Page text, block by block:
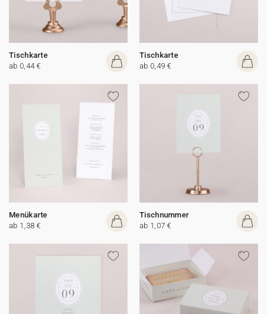
Tischkarte
ab 0,44 €
Tischkarte
ab 0,49 €
Menükarte
ab 1,38 €
Tischnummer
ab 1,07 €